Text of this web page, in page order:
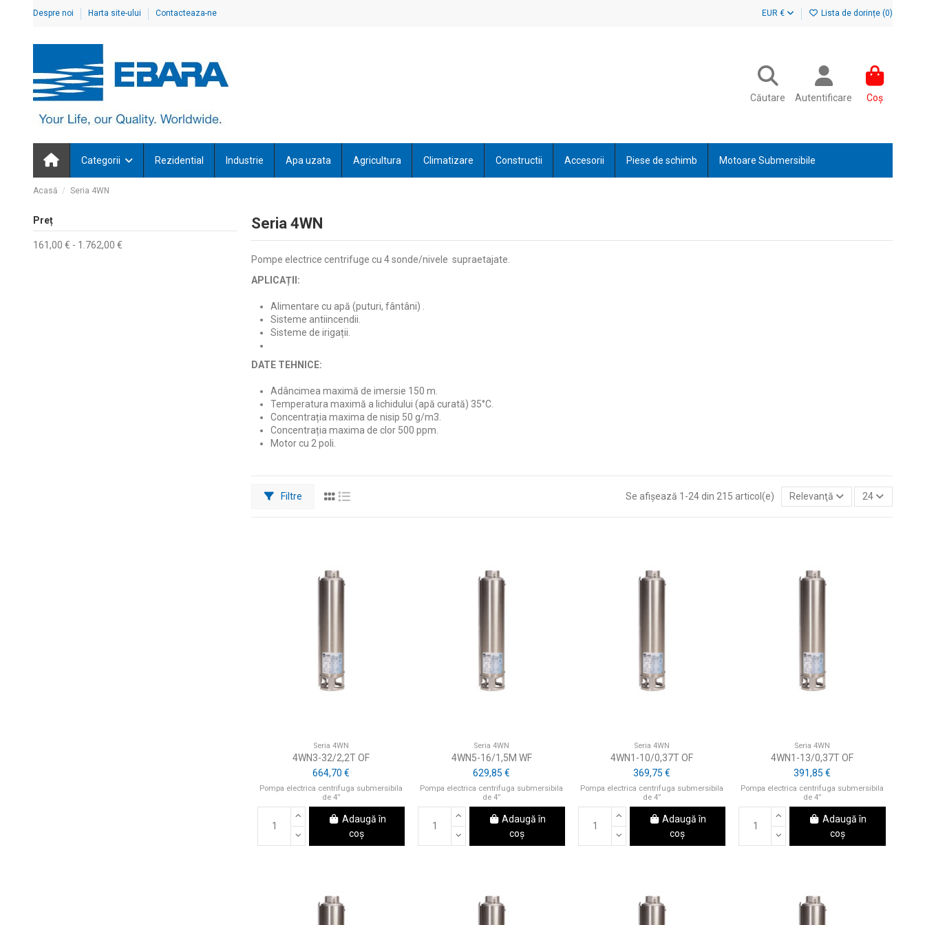
Despre noi Harta site-ului Contacteaza-ne EUR € Lista de dorințe (0)
Căutare Autentificare Coș
Categorii Rezidential Industrie Apa uzata Agricultura Climatizare Constructii Accesorii Piese de schimb Motoare Submersibile
Acasă Seria 4WN
Seria 4WN
Pompe electrice centrifuge cu 4 sonde/nivele supraetajate.
APLICAȚII:
Alimentare cu apă (puturi, fântâni) .
Sisteme antiincendii.
Sisteme de irigații.
DATE TEHNICE:
Adâncimea maximă de imersie 150 m.
Temperatura maximă a lichidului (apă curată) 35°C.
Concentrația maxima de nisip 50 g/m3.
Concentrația maxima de clor 500 ppm.
Motor cu 2 poli.
Filtre Se afișează 1-24 din 215 articol(e) Relevanţă 24
Seria 4WN
4WN3-32/2,2T OF
664,70 €
Pompa electrica centrifuga submersibila
de 4”
Adaugă în
coș
Seria 4WN
4WN5-16/1,5M WF
629,85 €
Pompa electrica centrifuga submersibila
de 4”
Adaugă în
coș
Seria 4WN
4WN1-10/0,37T OF
369,75 €
Pompa electrica centrifuga submersibila
de 4”
Adaugă în
coș
Seria 4WN
4WN1-13/0,37T OF
391,85 €
Pompa electrica centrifuga submersibila
de 4”
Adaugă în
coș
Preț
161,00 € - 1.762,00 €